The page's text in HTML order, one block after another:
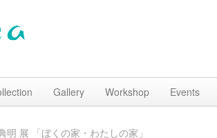
Gallery Workshop Events
明 展 「ぼくの家・わたしの家」